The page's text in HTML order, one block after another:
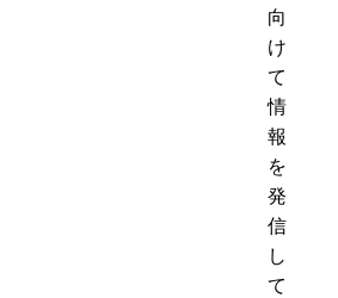
向
け
て
情
報
を
発
信
し
て